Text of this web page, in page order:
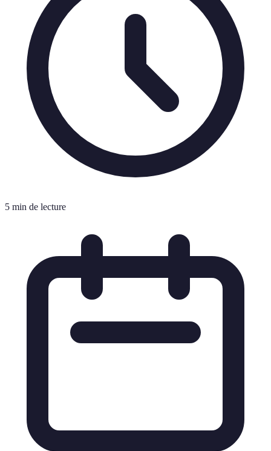
5 min de lecture